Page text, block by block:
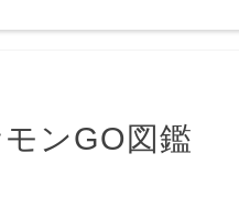
ンGO図鑑